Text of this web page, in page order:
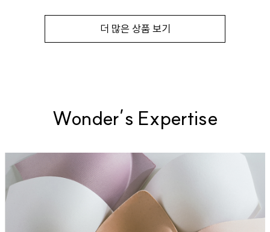
더 많은 상품 보기
Wonder’s Expertise